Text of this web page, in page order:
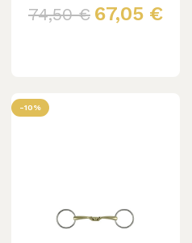
74,50€ 67,05 €
-10%